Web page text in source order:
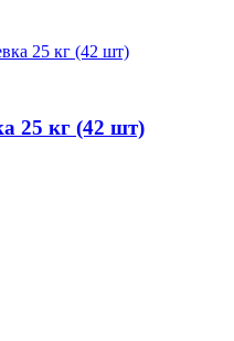
25 кг (42 шт)